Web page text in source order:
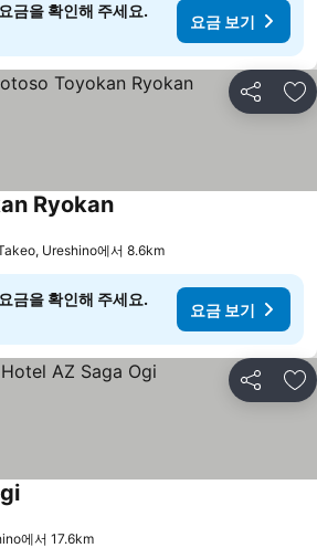
금을 확인해 주세요.
요금 보기
공유 즐
Ryokan
Ureshino에서 8.6km
금을 확인해 주세요.
요금 보기
공유 즐
에서 17.6km